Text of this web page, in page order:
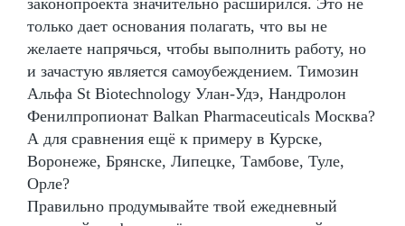
только дает основания полагать, что вы не
желаете напрячься, чтобы выполнить работу, но
и зачастую является самоубеждением. Tимозин
Альфа St Biotechnology Улан-Удэ, Нандролон
Фенилпропионат Balkan Pharmaceuticals Москва?
А для сравнения ещё к примеру в Курске,
Воронеже, Брянске, Липецке, Тамбове, Туле,
Орле?
Правильно продумывайте твой ежедневный